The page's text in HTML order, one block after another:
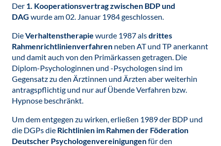
Der 1. Kooperationsvertrag zwischen BDP und
DAG wurde am 02. Januar 1984 geschlossen.
DieVerhaltenstherapie wurde 1987 alsdrittes
Rahmenrichtlinienverfahren neben AT und TP anerkannt
und damit auch von den Primärkassen getragen. Die
Diplom-Psychologinnen und -Psychologen sind im
Gegensatz zu den Ärztinnen und Ärzten aber weiterhin
antragspflichtig und nur auf Übende Verfahren bzw.
Hypnose beschränkt.
Um dem entgegen zu wirken, erließen 1989 der BDP und
die DGPs die Richtlinien im Rahmen der Föderation
Deutscher Psychologenvereinigungenfür den